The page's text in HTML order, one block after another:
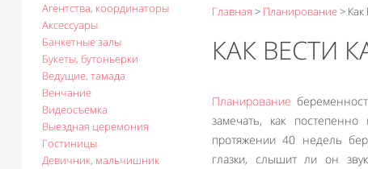
Агентства, координаторы
Аксессуары
Банкетные залы
Букеты, бутоньерки
Ведущие, тамада
Венчание
Видеосъемка
Выездная церемония
Гостиницы
Девичник, мальчишник
Главная > Планирование>
КАК ВЕСТИ
Планирование
замечать, как
протяжении 40 недель
глазки, слышит ли он